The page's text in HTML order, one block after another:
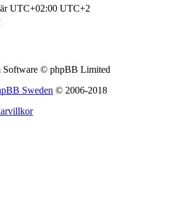
UTC+02:00 UTC+2
Software © phpBB Limited
Sweden © 2006-2018